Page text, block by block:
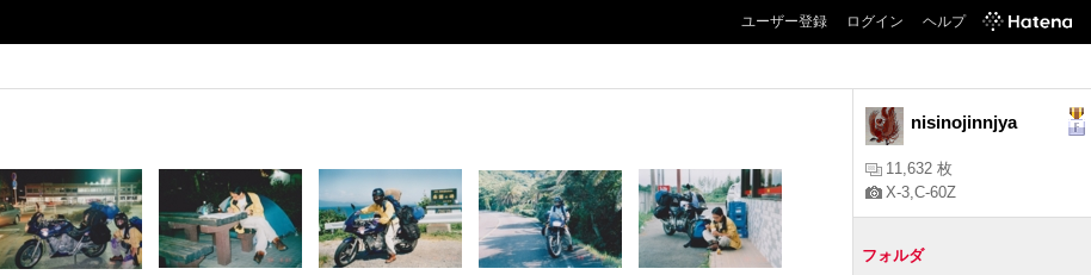
ユーザー登録 ログイン ヘルプ
nisinojinnjya
11,632 枚
X-3,C-60Z
フォルダ